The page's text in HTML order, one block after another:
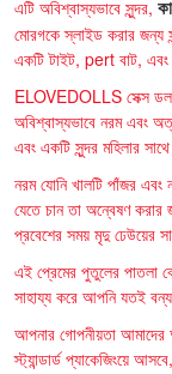
এটি অবিশ্বাস্যভাবে সুন্দর,
মোরগকে স্লাইড করার জন্য
একটি টাইট, pert বাট, এবং
ELOVEDOLLS সেক্স ডল
অবিশ্বাস্যভাবে নরম এবং
এবং একটি সুন্দর মহিলার
নরম যোনি খালটি পাঁজর এবং
যেতে চান তা অন্বেষণ করার
প্রবেশের সময় মৃদু ঢেউয়ের
এই প্রেমের পুতুলের পাতলা
সাহায্য করে আপনি যতই
আপনার গোপনীয়তা
স্ট্যান্ডার্ড প্যাকেজিংয়ে